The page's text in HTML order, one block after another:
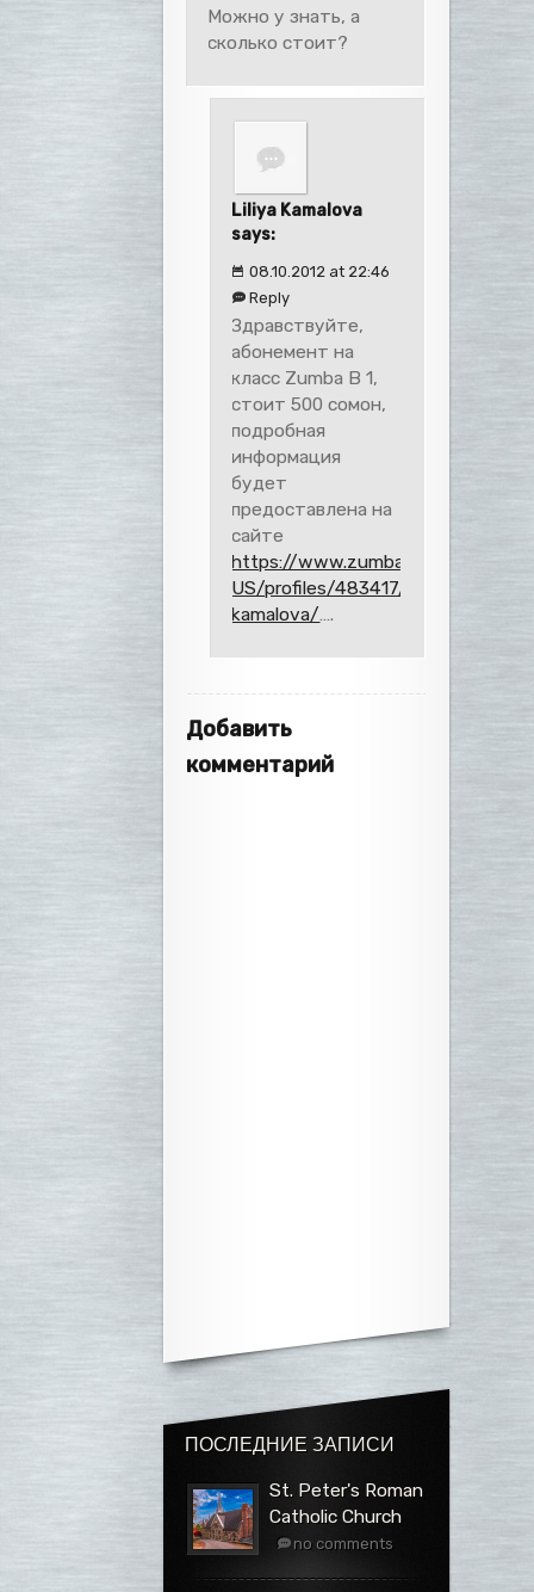
Можно у знать, а
сколько стоит?
Liliya Kamalova
says:
08.10.2012 at 22:46
Reply
Здравствуйте,
абонемент на
класс Zumba B 1,
стоит 500 сомон,
подробная
информация
будет
предоставлена на
сайте
https://www.zumba.com/en-
US/profiles/483417/liliya-
kamalova/….
Добавить
комментарий
ПОСЛЕДНИЕ ЗАПИСИ
St. Peter's Roman
Catholic Church
no comments